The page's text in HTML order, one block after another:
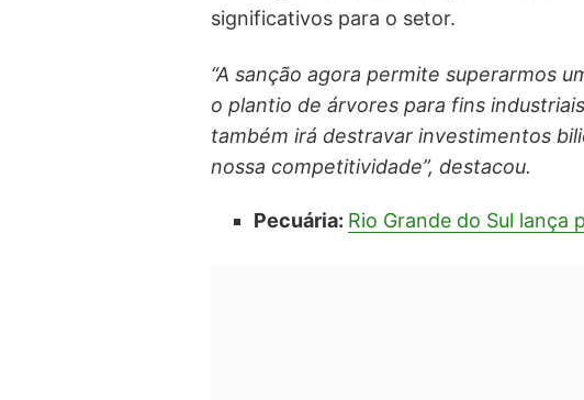
significativos para o setor.
“A sanção agora permite superarmos
o plantio de árvores para fins
também irá destravar investimentos
nossa competitividade”, destacou.
Pecuária: Rio Grande do Sul lança